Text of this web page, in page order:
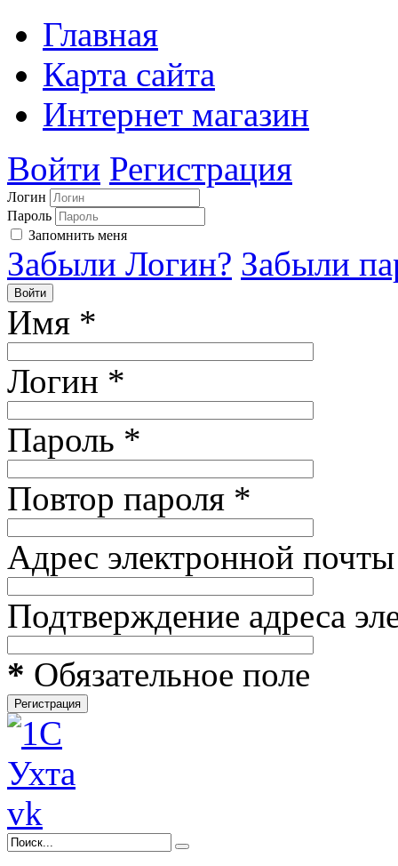
Главная
Карта сайта
Интернет магазин
Войти Регистрация
Логин
Пароль
Запомнить меня
Забыли Логин? Забыли
Войти
Имя *
Логин *
Пароль *
Повтор пароля *
Адрес электронной почты
Подтверждение адреса
* Обязательное поле
Регистрация
vk